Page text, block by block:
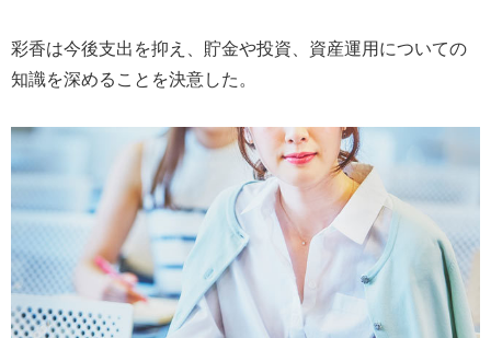
彩香は今後支出を抑え、貯金や投資、資産運用についての
知識を深めることを決意した。